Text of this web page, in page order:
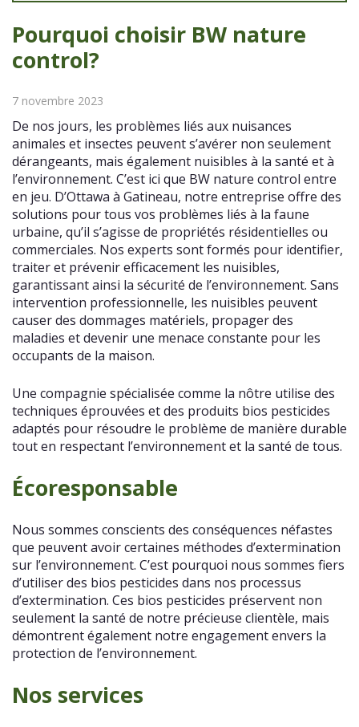
Pourquoi choisir BW nature
control?
7 novembre 2023
De nos jours, les problèmes liés aux nuisances
animales et insectes peuvent s’avérer non seulement
dérangeants, mais également nuisibles à la santé et à
l’environnement. C’est ici que BW nature control entre
en jeu. D’Ottawa à Gatineau, notre entreprise offre des
solutions pour tous vos problèmes liés à la faune
urbaine, qu’il s’agisse de propriétés résidentielles ou
commerciales. Nos experts sont formés pour identifier,
traiter et prévenir efficacement les nuisibles,
garantissant ainsi la sécurité de l’environnement. Sans
intervention professionnelle, les nuisibles peuvent
causer des dommages matériels, propager des
maladies et devenir une menace constante pour les
occupants de la maison.
Une compagnie spécialisée comme la nôtre utilise des
techniques éprouvées et des produits bios pesticides
adaptés pour résoudre le problème de manière durable
tout en respectant l’environnement et la santé de tous.
Écoresponsable
Nous sommes conscients des conséquences néfastes
que peuvent avoir certaines méthodes d’extermination
sur l’environnement. C’est pourquoi nous sommes fiers
d’utiliser des bios pesticides dans nos processus
d’extermination. Ces bios pesticides préservent non
seulement la santé de notre précieuse clientèle, mais
démontrent également notre engagement envers la
protection de l’environnement.
Nos services